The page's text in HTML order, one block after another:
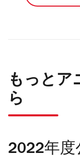
もっとア
ら
2022年度